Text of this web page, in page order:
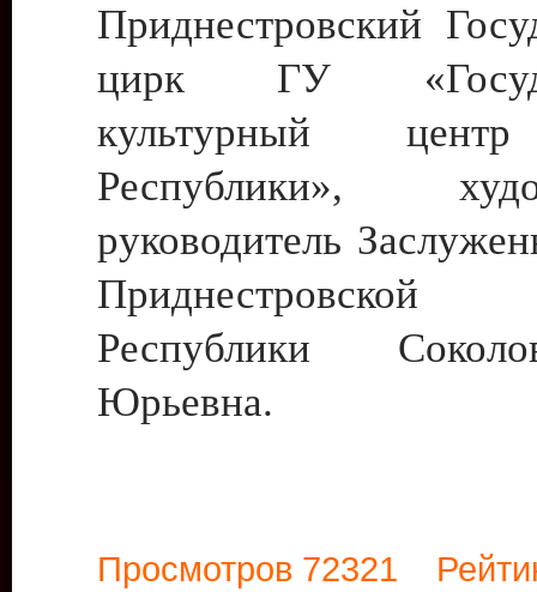
Приднестровский
цирк ГУ
культурный
Республики»,
руководитель
Приднестровской
Республики
Юрьевна.
Просмотров 72321